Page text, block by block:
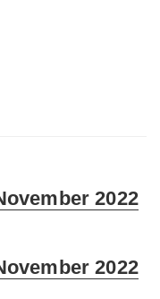
2022
2022